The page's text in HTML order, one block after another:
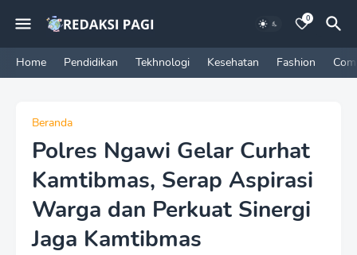
0
Home Pendidikan Tekhnologi Kesehatan Fashion
Beranda
Polres Ngawi Gelar Curhat
Kamtibmas, Serap Aspirasi
Warga dan Perkuat Sinergi
Jaga Kamtibmas